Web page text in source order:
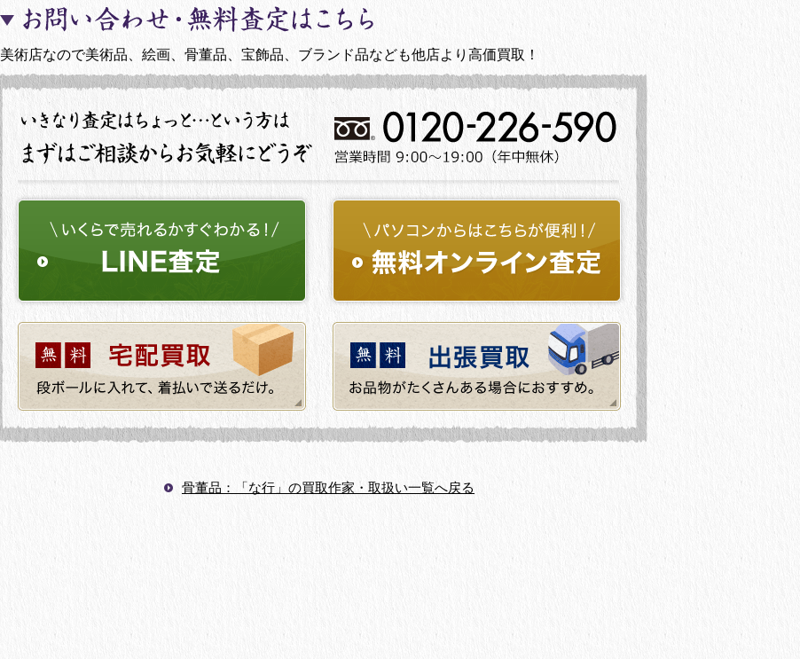
美術店なので美術品、絵画、骨董品、宝飾品、ブランド品なども他店より高価買取！
骨董品：「な行」の買取作家・取扱い一覧へ戻る